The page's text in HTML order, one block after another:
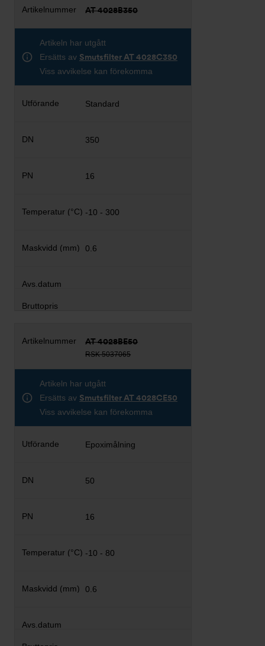
AT 4028B350
Artikeln har utgått
Ersätts av Smutsfilter AT 4028C350
Viss avvikelse kan förekomma
Standard
350
16
-10 - 300
0.6
AT 4028BE50
RSK 5037065
Artikeln har utgått
Ersätts av Smutsfilter AT 4028CE50
Viss avvikelse kan förekomma
Epoximålning
50
16
-10 - 80
0.6